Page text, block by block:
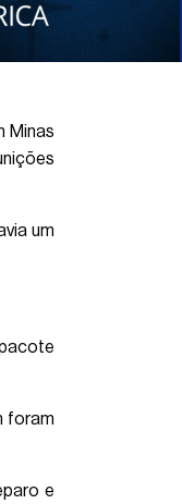
Minas
um
foram
e